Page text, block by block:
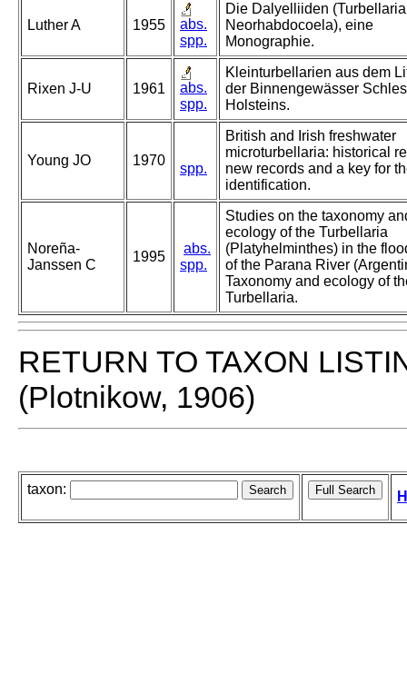
Luther A 1955
abs.
spp.
Die Dalyelliiden (Turbellaria
Neorhabdocoela), eine
Monographie.
Rixen J-U 1961
abs.
spp.
Kleinturbellarien aus dem
der Binnengewässer
Holsteins.
Young JO 1970
spp.
British and Irish freshwater
microturbellaria: historical
new records and a key for
identification.
Noreña-
Janssen C
1995
abs.
spp.
Studies on the taxonomy
ecology of the Turbellaria
(Platyhelminthes) in the
of the Parana River
Taxonomy and ecology of
Turbellaria.
RETURN TO TAXON
(Plotnikow, 1906)
taxon: